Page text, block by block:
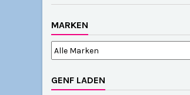
MARKEN
GENF LADEN